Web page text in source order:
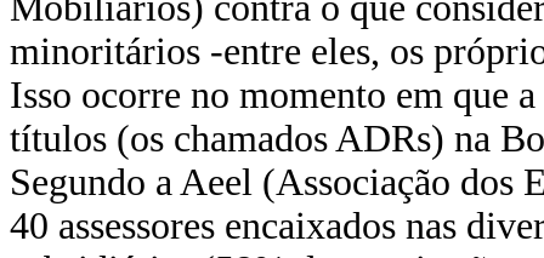
minoritários -entre eles, os
Isso ocorre no momento em que
títulos (os chamados ADRs) na
Segundo a Aeel (Associação dos
40 assessores encaixados nas